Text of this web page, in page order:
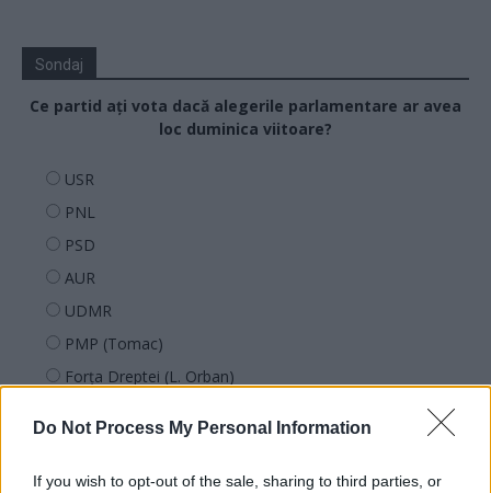
Do Not Process My Personal Information
If you wish to opt-out of the sale, sharing to third parties, or
Sondaj
Ce partid ați vota dacă alegerile parlamentare ar avea
loc duminica viitoare?
USR
PNL
PSD
AUR
UDMR
PMP (Tomac)
Forța Dreptei (L. Orban)
SENS